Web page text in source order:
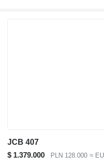
JCB 407
$ 1.379.000
PLN 128.000 ≈